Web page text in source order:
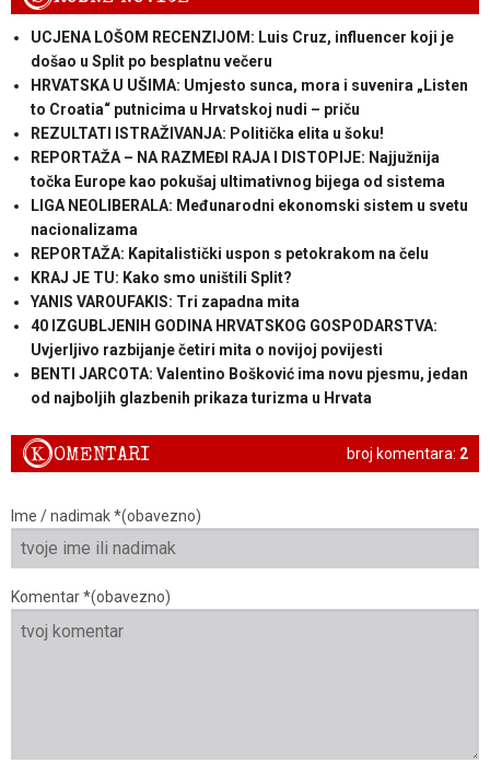
UCJENA LOŠOM RECENZIJOM: Luis Cruz, influencer koji je
došao u Split po besplatnu večeru
HRVATSKA U UŠIMA: Umjesto sunca, mora i suvenira „Listen
to Croatia“ putnicima u Hrvatskoj nudi – priču
REZULTATI ISTRAŽIVANJA: Politička elita u šoku!
REPORTAŽA – NA RAZMEĐI RAJA I DISTOPIJE: Najjužnija
točka Europe kao pokušaj ultimativnog bijega od sistema
LIGA NEOLIBERALA: Međunarodni ekonomski sistem u svetu
nacionalizama
REPORTAŽA: Kapitalistički uspon s petokrakom na čelu
KRAJ JE TU: Kako smo uništili Split?
YANIS VAROUFAKIS: Tri zapadna mita
40 IZGUBLJENIH GODINA HRVATSKOG GOSPODARSTVA:
Uvjerljivo razbijanje četiri mita o novijoj povijesti
BENTI JARCOTA: Valentino Bošković ima novu pjesmu, jedan
od najboljih glazbenih prikaza turizma u Hrvata
broj komentara: 2
KOMENTARI
Ime / nadimak *(obavezno)
Komentar *(obavezno)